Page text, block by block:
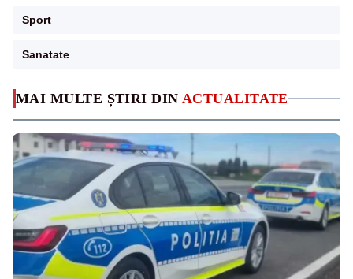
MAI MULTE ȘTIRI DIN ACTUALITATE
Sport
Sanatate